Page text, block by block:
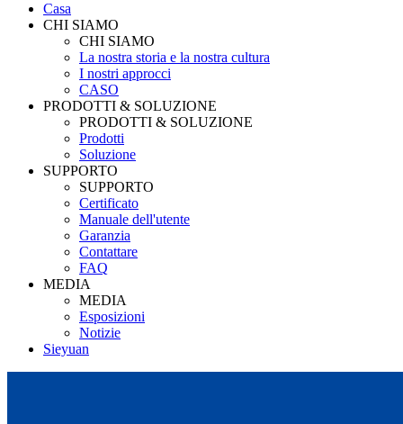
Casa
CHI SIAMO
CHI SIAMO
La nostra storia e la nostra cultura
I nostri approcci
CASO
PRODOTTI & SOLUZIONE
PRODOTTI & SOLUZIONE
Prodotti
Soluzione
SUPPORTO
SUPPORTO
Certificato
Manuale dell'utente
Garanzia
Contattare
FAQ
MEDIA
MEDIA
Esposizioni
Notizie
Sieyuan